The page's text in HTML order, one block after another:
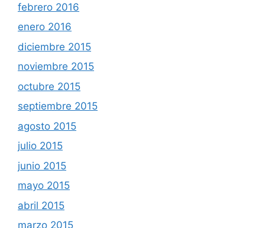
febrero 2016
enero 2016
diciembre 2015
noviembre 2015
octubre 2015
septiembre 2015
agosto 2015
julio 2015
junio 2015
mayo 2015
abril 2015
marzo 2015